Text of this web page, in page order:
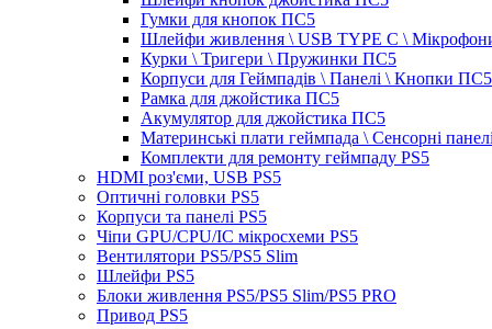
Гумки для кнопок ПС5
Шлейфи живлення \ USB TYPE C \
Курки \ Тригери \ Пружинки ПС5
Корпуси для Геймпадів \ Панелі \ Кнопки ПС5
Рамка для джойстика ПС5
Акумулятор для джойстика ПС5
Материнські плати геймпада \ Сенсорні
Комплекти для ремонту геймпаду PS5
HDMI роз'єми, USB PS5
Оптичні головки PS5
Корпуси та панелі PS5
Чіпи GPU/CPU/IC мікросхеми PS5
Вентилятори PS5/PS5 Slim
Шлейфи PS5
Блоки живлення PS5/PS5 Slim/PS5 PRO
Привод PS5